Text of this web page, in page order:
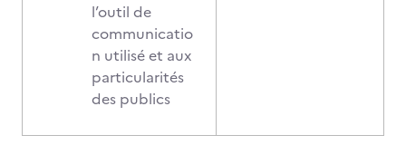
l’outil de
communicatio
n utilisé et aux
particularités
des publics